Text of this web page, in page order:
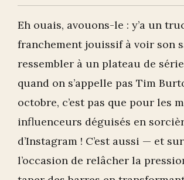
Eh ouais, avouons-le : y’a un
franchement jouissif à voir son
ressembler à un plateau de
quand on s’appelle pas Tim
octobre, c’est pas que pour les
influenceurs déguisés en
d’Instagram ! C’est aussi — et
l’occasion de relâcher la